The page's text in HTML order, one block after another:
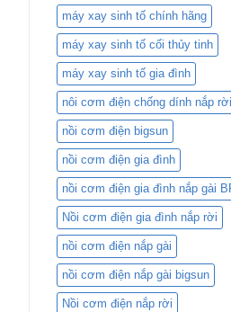
Nào
máy xay sinh tố chính hãng
máy xay sinh tố cối thủy tinh
máy xay sinh tố gia đình
nôi cơm điện chống dính nắp rời
nồi cơm điện bigsun
nồi cơm điện gia đình
nồi cơm điện gia đình nắp gài
Nồi cơm điện gia đình nắp rời
nồi cơm điện nắp gài
nồi cơm điện nắp gài bigsun
Nồi cơm điện nắp rời